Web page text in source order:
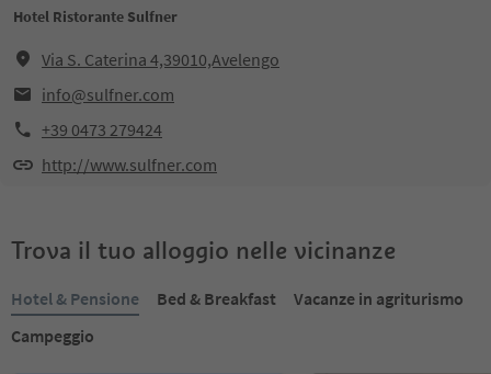
Hotel Ristorante Sulfner
Via S. Caterina 4,39010,Avelengo
info@sulfner.com
+39 0473 279424
http://www.sulfner.com
Trova il tuo alloggio nelle vicinanze
Hotel & Pensione Bed & Breakfast
Vacanze in agriturismo
Campeggio